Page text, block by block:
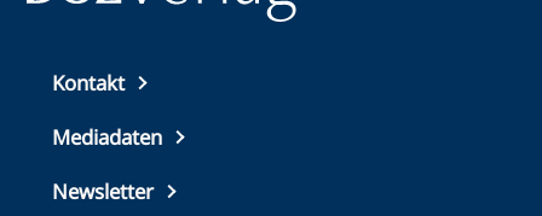
Top
footer
Kontakt
Mediadaten
Newsletter